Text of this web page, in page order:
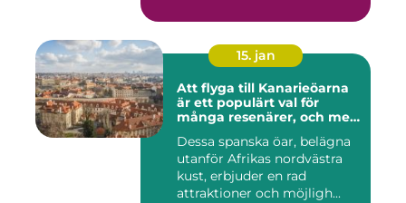
15. jan
Att flyga till Kanarieöarna
är ett populärt val för
många resenärer, och med
Dessa spanska öar, belägna
utanför Afrikas nordvästra
kust, erbjuder en rad
attraktioner och möjligh...